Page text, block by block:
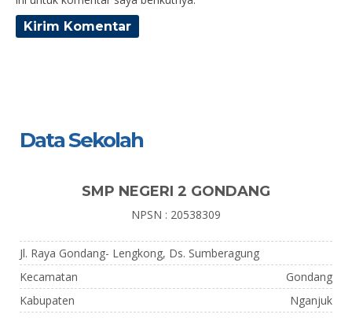
Data Sekolah
SMP NEGERI 2 GONDANG
NPSN : 20538309
Jl. Raya Gondang- Lengkong, Ds. Sumberagung
Kecamatan
Gondang
Kabupaten
Nganjuk